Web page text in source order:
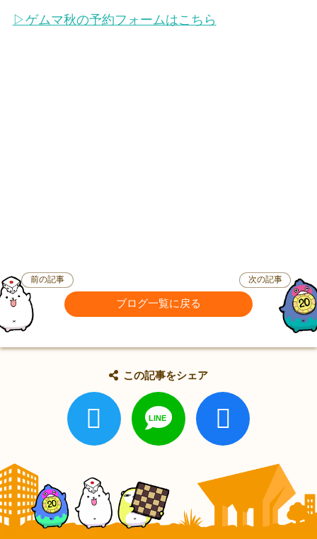
▷ゲムマ秋の予約フォームはこちら
前の記事
ブログ一覧に戻る
次の記事
この記事をシェア